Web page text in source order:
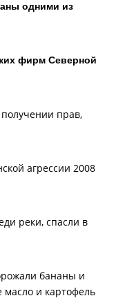
одними из
фирм Северной
прав,
агрессии 2008
реки, спасли в
бананы и
и картофель